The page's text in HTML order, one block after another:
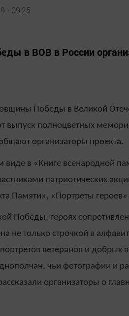
- 09:25
в ВОВ в России
Победы в Великой
выпуск полноцветных
организаторы проекта.
виде в «Книге всенародной
патриотических
Памяти», «Портреты героев»
Победы, героях
не только строчкой в
ветеранов и добрых
чьи фотографии и
организаторы о